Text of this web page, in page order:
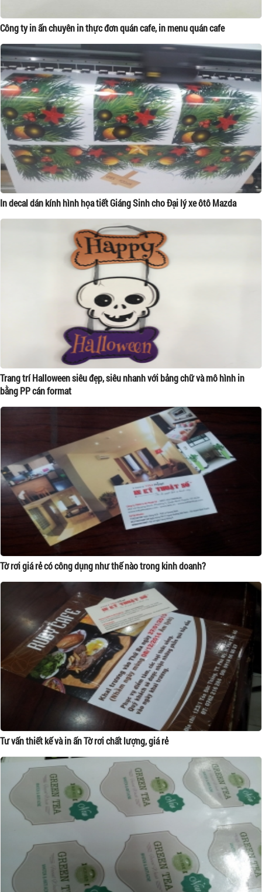
Công ty in ấn chuyên in thực đơn quán cafe, in menu quán cafe
In decal dán kính hình họa tiết Giáng Sinh cho Đại lý xe ôtô Mazda
Trang trí Halloween siêu đẹp, siêu nhanh với bảng chữ và mô hình in
bằng PP cán format
Tờ rơi giá rẻ có công dụng như thế nào trong kinh doanh?
Tư vấn thiết kế và in ấn Tờ rơi chất lượng, giá rẻ